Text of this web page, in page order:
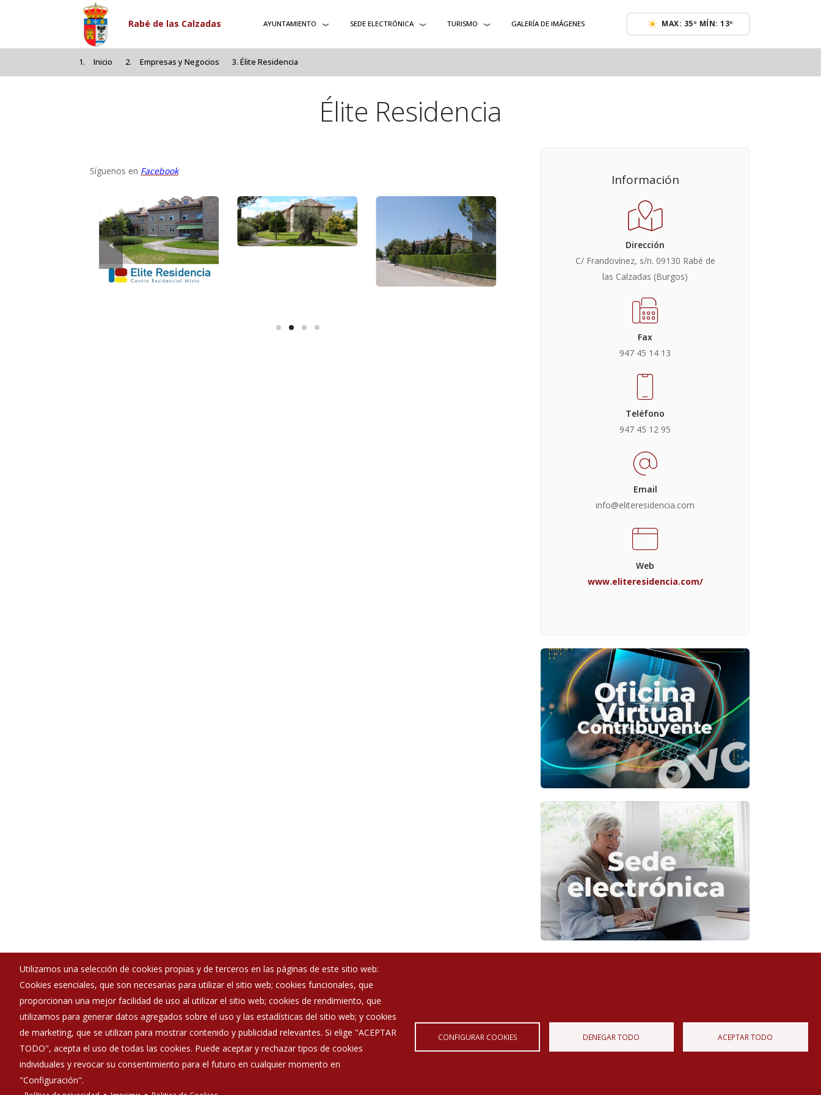
Pasar al contenido principal
Rabé de las Calzadas AYUNTAMIENTO SEDE ELECTRÓNICA TURISMO GALERÍA DE IMÁGENES MAX: 35º MÍN: 13º
Inicio Empresas y Negocios Élite Residencia
Élite Residencia
Información
Dirección
C/ Frandovínez, s/n. 09130 Rabé de
las Calzadas (Burgos)
Fax
947 45 14 13
Teléfono
947 45 12 95
Email
info@eliteresidencia.com
Web
www.eliteresidencia.com/
Síguenos en Facebook
⮜ ⮞
Utilizamos una selección de cookies propias y de terceros en las páginas de este sitio web:
Cookies esenciales, que son necesarias para utilizar el sitio web; cookies funcionales, que
proporcionan una mejor facilidad de uso al utilizar el sitio web; cookies de rendimiento, que
utilizamos para generar datos agregados sobre el uso y las estadísticas del sitio web; y cookies
de marketing, que se utilizan para mostrar contenido y publicidad relevantes. Si elige "ACEPTAR
TODO", acepta el uso de todas las cookies. Puede aceptar y rechazar tipos de cookies
individuales y revocar su consentimiento para el futuro en cualquier momento en
"Configuración".
CONFIGURAR COOKIES DENEGAR TODO ACEPTAR TODO
Ayuntamiento de Rabé de las Calzadas
: C/ Baldomero Pampliega - s/n. 09130
: 947 451211
: rabedelascalzadas@diputaciondeburgos.net
Corporación Municipal
Teléfonos de interés